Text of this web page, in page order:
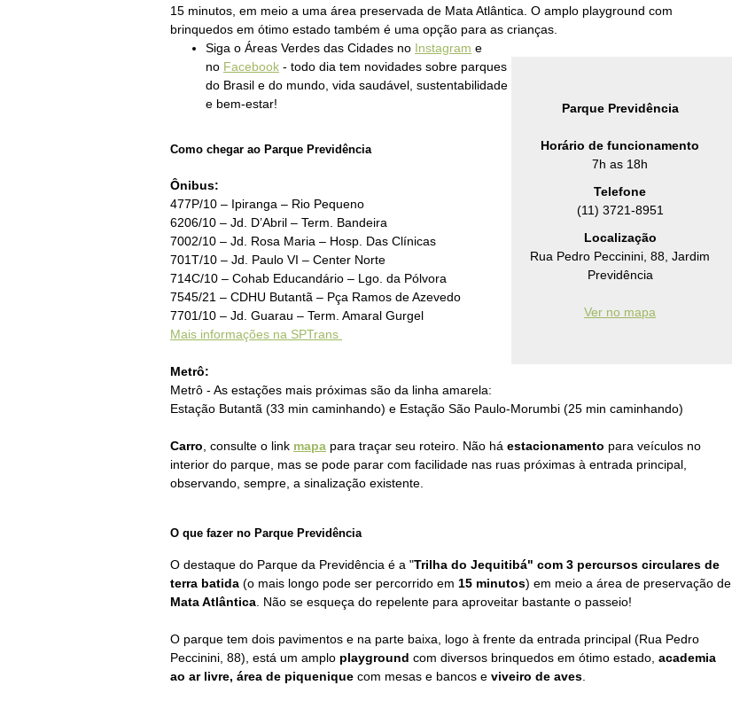
15 minutos, em meio a uma área preservada de Mata Atlântica. O amplo playground com
brinquedos em ótimo estado também é uma opção para as crianças.
Parque Previdência
Horário de funcionamento
7h as 18h
Telefone
(11) 3721-8951
Localização
Rua Pedro Peccinini, 88, Jardim
Previdência
Ver no mapa
Siga o Áreas Verdes das Cidades no Instagram e
no Facebook - todo dia tem novidades sobre parques
do Brasil e do mundo, vida saudável, sustentabilidade
e bem-estar!
Como chegar ao Parque Previdência
Ônibus:
477P/10 – Ipiranga – Rio Pequeno
6206/10 – Jd. D’Abril – Term. Bandeira
7002/10 – Jd. Rosa Maria – Hosp. Das Clínicas
701T/10 – Jd. Paulo VI – Center Norte
714C/10 – Cohab Educandário – Lgo. da Pólvora
7545/21 – CDHU Butantã – Pça Ramos de Azevedo
7701/10 – Jd. Guarau – Term. Amaral Gurgel
Mais informações na SPTrans
Metrô:
Metrô - As estações mais próximas são da linha amarela:
Estação Butantã (33 min caminhando) e Estação São Paulo-Morumbi (25 min caminhando)
Carro , consulte o link mapa para traçar seu roteiro. Não há estacionamento para veículos no
interior do parque, mas se pode parar com facilidade nas ruas próximas à entrada principal,
observando, sempre, a sinalização existente.
O que fazer no Parque Previdência
O destaque do Parque da Previdência é a "Trilha do Jequitibá" com 3 percursos circulares de
terra batida (o mais longo pode ser percorrido em 15 minutos) em meio a área de preservação de
Mata Atlântica . Não se esqueça do repelente para aproveitar bastante o passeio!
O parque tem dois pavimentos e na parte baixa, logo à frente da entrada principal (Rua Pedro
Peccinini, 88), está um amplo playground com diversos brinquedos em ótimo estado, academia
ao ar livre, área de piquenique com mesas e bancos e viveiro de aves